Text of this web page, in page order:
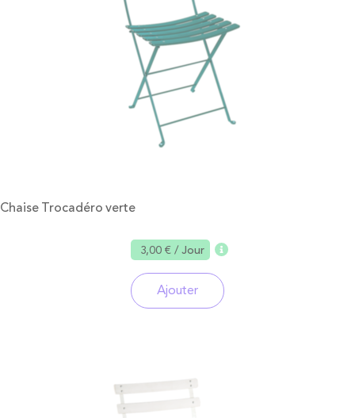
Chaise Trocadéro verte
3,00 €/ Jour
Ajouter